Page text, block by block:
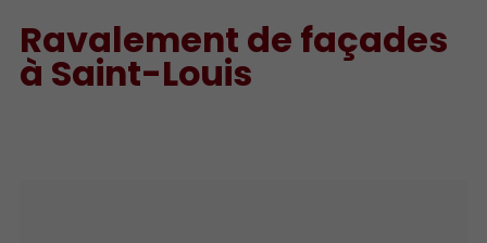
Ravalement de façades
à Saint-Louis